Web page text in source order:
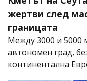
жертви след
границата
Между 3000 и 5000
автономен град,
континентална